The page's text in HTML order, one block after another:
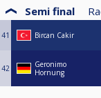
Semi final
41 Bircan Cakir
42
Geronimo
Hornung